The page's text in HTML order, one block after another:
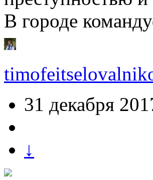
В городе
31 декабря
↓